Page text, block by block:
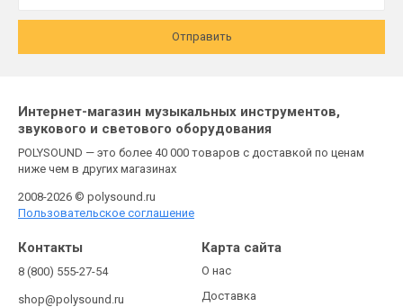
Отправить
Интернет-магазин музыкальных инструментов,
звукового и светового оборудования
POLYSOUND — это более 40 000 товаров с доставкой по ценам
ниже чем в других магазинах
2008-2026 © polysound.ru
Пользовательское соглашение
Контакты
8 (800) 555-27-54
shop@polysound.ru
Карта сайта
О нас
Доставка